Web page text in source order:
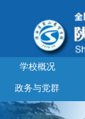
学校概况
政务与党群